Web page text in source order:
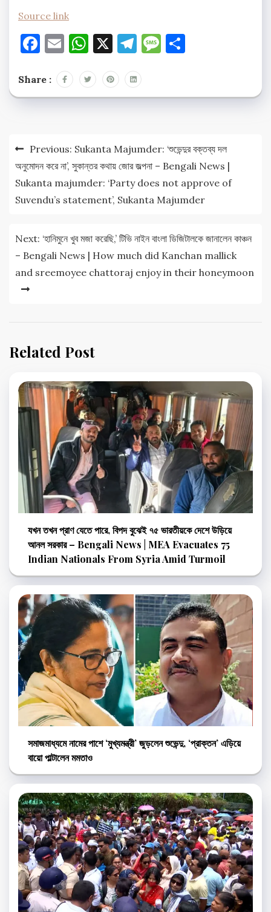
Source link
Facebook
EmailWhatsApp
X Telegram
Message
Share :
Post
navigation
Previous: Sukanta Majumder: ‘শুভেন্দুর বক্তব্য দল
অনুমোদন করে না’, সুকান্তর কথায় জোর জল্পনা – Bengali News |
Sukanta majumder: ‘Party does not approve of
Suvendu’s statement’, Sukanta Majumder
Next: ‘হানিমুনে খুব মজা করেছি,’ টিভি নাইন বাংলা ডিজিটালকে জানালেন কাঞ্চন
– Bengali News | How much did Kanchan mallick
and sreemoyee chattoraj enjoy in their honeymoon
Related Post
যখন তখন প্রাণ যেতে পারে, বিপদ বুঝেই ৭৫ ভারতীয়কে দেশে উড়িয়ে
আনল সরকার – Bengali News | MEA Evacuates 75
Indian Nationals From Syria Amid Turmoil
সমাজমাধ্যমে নামের পাশে ‘মুখ্যমন্ত্রী’ জুড়লেন শুভেন্দু, ‘প্রাক্তন’ এড়িয়ে
বায়ো পাল্টালেন মমতাও